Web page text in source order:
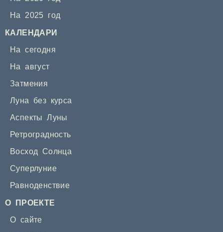
На 2025 год
КАЛЕНДАРИ
На сегодня
На август
Затмения
Луна без курса
Аспекты Луны
Ретроградность
Восход Солнца
Суперлуние
Равноденствие
О ПРОЕКТЕ
О сайте